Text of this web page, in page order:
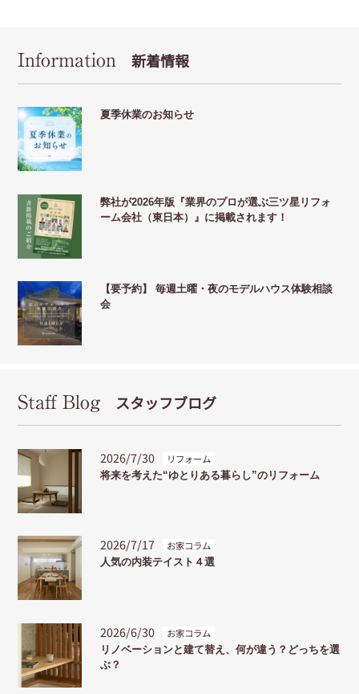
Information 新着情報
夏季休業のお知らせ
弊社が2026年版『業界のプロが選ぶ三ツ星リフォ
ーム会社（東日本）』に掲載されます！
【要予約】 毎週土曜・夜のモデルハウス体験相談
会
Staff Blog スタッフブログ
2026/7/30 リフォーム
将来を考えた“ゆとりある暮らし”のリフォーム
2026/7/17 お家コラム
人気の内装テイスト４選
2026/6/30 お家コラム
リノベーションと建て替え、何が違う？どっちを選
ぶ？